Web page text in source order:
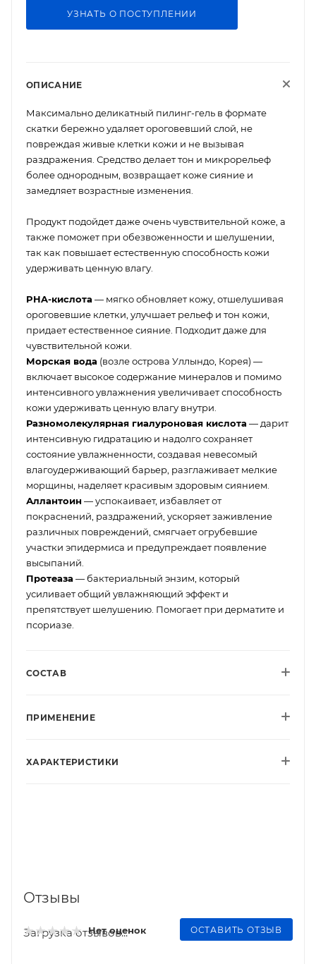
УЗНАТЬ О ПОСТУПЛЕНИИ
ОПИСАНИЕ
Максимально деликатный пилинг-гель в формате
скатки бережно удаляет ороговевший слой, не
повреждая живые клетки кожи и не вызывая
раздражения. Средство делает тон и микрорельеф
более однородным, возвращает коже сияние и
замедляет возрастные изменения.
Продукт подойдет даже очень чувствительной коже, а
также поможет при обезвоженности и шелушении,
так как повышает естественную способность кожи
удерживать ценную влагу.
PHA-кислота — мягко обновляет кожу, отшелушивая
ороговевшие клетки, улучшает рельеф и тон кожи,
придает естественное сияние. Подходит даже для
чувствительной кожи.
Морская вода (возле острова Уллындо, Корея) —
включает высокое содержание минералов и помимо
интенсивного увлажнения увеличивает способность
кожи удерживать ценную влагу внутри.
Разномолекулярная гиалуроновая кислота — дарит
интенсивную гидратацию и надолго сохраняет
состояние увлажненности, создавая невесомый
влагоудерживающий барьер, разглаживает мелкие
морщины, наделяет красивым здоровым сиянием.
Аллантоин — успокаивает, избавляет от
покраснений, раздражений, ускоряет заживление
различных повреждений, смягчает огрубевшие
участки эпидермиса и предупреждает появление
высыпаний.
Протеаза — бактериальный энзим, который
усиливает общий увлажняющий эффект и
препятствует шелушению. Помогает при дерматите и
псориазе.
СОСТАВ
ПРИМЕНЕНИЕ
ХАРАКТЕРИСТИКИ
Отзывы
Нет оценок ОСТАВИТЬ ОТЗЫВ
Загрузка отзывов...